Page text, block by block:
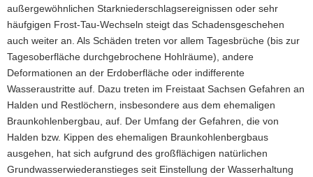
i
f
e
n
d
e
N
a
v
i
g
i
o
n
h
außergewöhnlichen Starkniederschlagsereignissen oder sehr
häufgigen Frost-Tau-Wechseln steigt das Schadensgeschehen
auch weiter an. Als Schäden treten vor allem Tagesbrüche (bis zur
Tagesoberfläche durchgebrochene Hohlräume), andere
Deformationen an der Erdoberfläche oder indifferente
Wasseraustritte auf. Dazu treten im Freistaat Sachsen Gefahren an
Halden und Restlöchern, insbesondere aus dem ehemaligen
Braunkohlenbergbau, auf. Der Umfang der Gefahren, die von
Halden bzw. Kippen des ehemaligen Braunkohlenbergbaus
ausgehen, hat sich aufgrund des großflächigen natürlichen
Grundwasserwiederanstieges seit Einstellung der Wasserhaltung